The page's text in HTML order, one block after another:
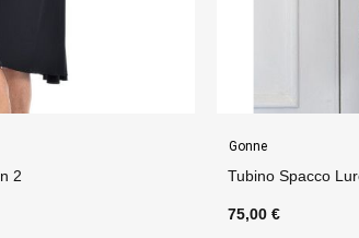
Option 4
Abbigliamento Donna
Top Americanino
60,00 €